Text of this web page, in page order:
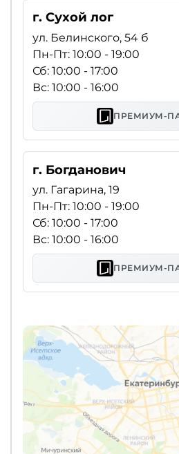
г. Сухой лог
ул. Белинского, 54 б
Пн-Пт: 10:00 - 19:00
Сб: 10:00 - 17:00
Вс: 10:00 - 16:00
ПРЕМИУМ-
г. Богданович
ул. Гагарина, 19
Пн-Пт: 10:00 - 19:00
Сб: 10:00 - 17:00
Вс: 10:00 - 16:00
ПРЕМИУМ-